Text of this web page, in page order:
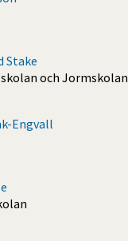
Stake
och Jormskolan
Engvall